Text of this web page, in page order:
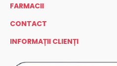
FARMACII
CONTACT
INFORMAȚII CLIENȚI